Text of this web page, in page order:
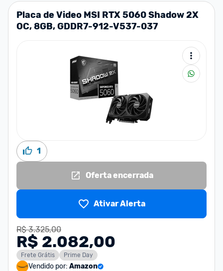
Placa de Video MSI RTX 5060 Shadow 2X
OC, 8GB, GDDR7-912-V537-037
1
Oferta encerrada
Ativar Alerta
R$ 3.325,00
R$ 2.082,00
Frete Grátis Prime Day
Vendido por: Amazon